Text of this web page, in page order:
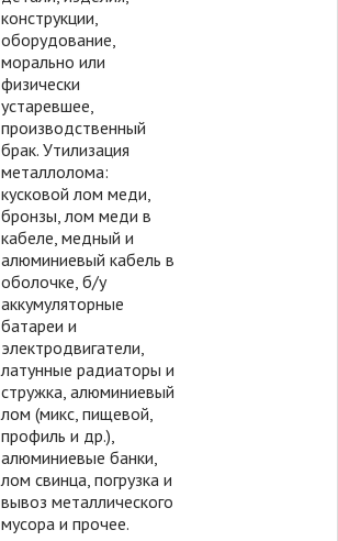
конструкции,
оборудование,
морально или
физически
устаревшее,
производственный
брак. Утилизация
металлолома:
кусковой лом меди,
бронзы, лом меди в
кабеле, медный и
алюминиевый кабель в
оболочке, б/у
аккумуляторные
батареи и
электродвигатели,
латунные радиаторы и
стружка, алюминиевый
лом (микс, пищевой,
профиль и др.),
алюминиевые банки,
лом свинца, погрузка и
вывоз металлического
мусора и прочее.